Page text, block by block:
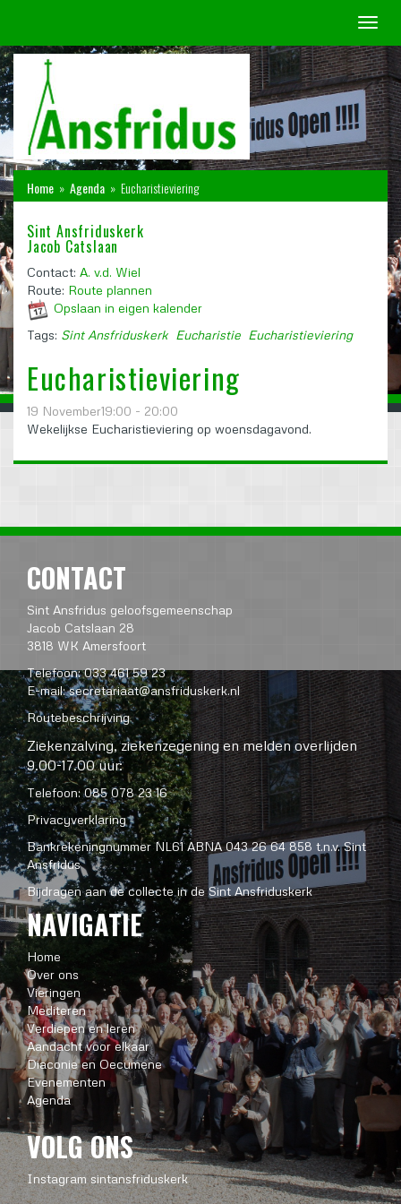
Home » Agenda » Eucharistieviering
Sint Ansfriduskerk
Jacob Catslaan
Contact: A. v.d. Wiel
Route: Route plannen
Opslaan in eigen kalender
Tags: Sint Ansfriduskerk Eucharistie Eucharistieviering
Eucharistieviering
19 November19:00 - 20:00
Wekelijkse Eucharistieviering op woensdagavond.
CONTACT
Sint Ansfridus geloofsgemeenschap
Jacob Catslaan 28
3818 WK Amersfoort
Telefoon: 033 461 59 23
E-mail:secretariaat@ansfriduskerk.nl
Routebeschrijving
Ziekenzalving, ziekenzegening en melden overlijden
9.00-17.00 uur:
Telefoon: 085 078 23 16
Privacyverklaring
Bankrekeningnummer NL61 ABNA 043 26 64 858 t.n.v. Sint
Ansfridus
Bijdragen aan de collecte in de Sint Ansfriduskerk
NAVIGATIE
Home
Over ons
Vieringen
Mediteren
Verdiepen en leren
Aandacht voor elkaar
Diaconie en Oecumene
Evenementen
Agenda
VOLG ONS
Instagram sintansfriduskerk